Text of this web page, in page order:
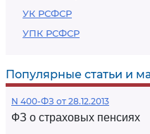
УК РСФСР
УПК РСФСР
Популярные статьи и
N 400-ФЗ от 28.12.2013
ФЗ о страховых пенсиях